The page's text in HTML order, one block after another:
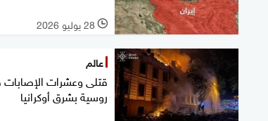
l 28 يوليو 2026
عالم
قتلى وعشرات
روسية بشرق أوكرانيا